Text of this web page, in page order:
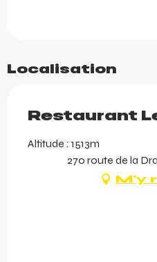
Localisation
Restaurant
Altitude : 1513m
270 route de la
M'y